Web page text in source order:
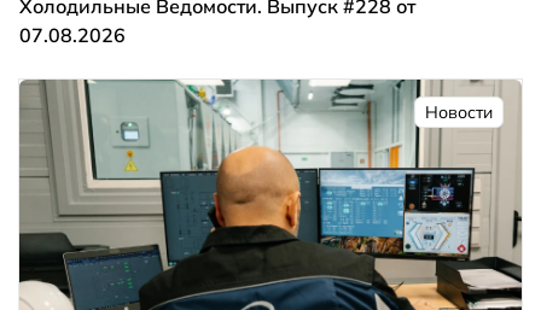
Холодильные Ведомости. Выпуск #228 от
07.08.2026
Новости